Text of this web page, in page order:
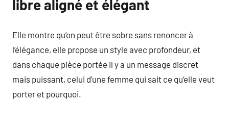
libre aligné et élégant
Elle montre qu’on peut être sobre sans renoncer à
l’élégance, elle propose un style avec profondeur, et
dans chaque pièce portée il y a un message discret
mais puissant, celui d’une femme qui sait ce qu’elle veut
porter et pourquoi.